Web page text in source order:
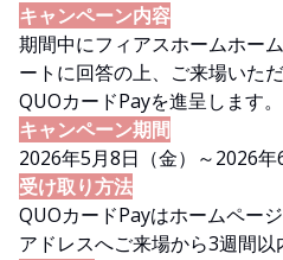
キャンペーン内容
期間中にフィアスホームホー
ートに回答の上、ご来場いた
QUOカードPayを進呈します。
キャンペーン期間
2026年5月8日（金）～2026年
受け取り方法
QUOカードPayはホームペー
アドレスへご来場から3週間以